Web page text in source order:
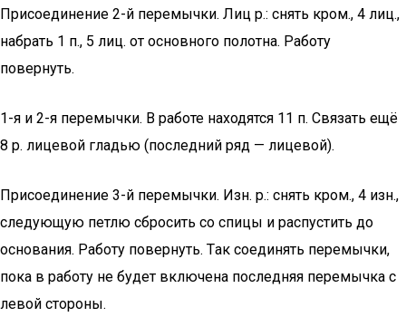
Присоединение 2-й перемычки. Лиц р.: снять кром., 4 лиц.,
набрать 1 п., 5 лиц. от основного полотнa. Работу
повернуть.
1-я и 2-я перемычки. В работе находятся 11 п. Связать ещё
8 р. лицевой гладью (последний ряд — лицевой).
Присоединение 3-й перемычки. Изн. р.: снять кром., 4 изн.,
следующую петлю сбросить со спицы и распустить до
основания. Работу повернуть. Тaк соединять перемычки,
пока в работу не будет включена последняя перемычка с
левой стороны.